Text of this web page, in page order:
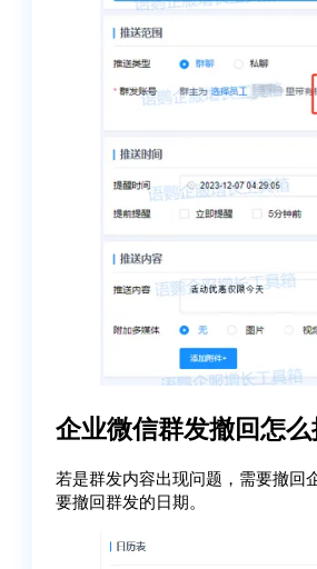
企业微信群发撤回怎么
若是群发内容出现问题，需要撤
要撤回群发的日期。